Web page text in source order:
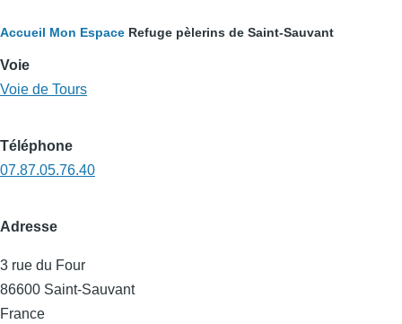
Fil
d'Ariane
Accueil Mon Espace Refuge pèlerins de Saint-Sauvant
Voie
Voie de Tours
Téléphone
07.87.05.76.40
Adresse
3 rue du Four
86600 Saint-Sauvant
France